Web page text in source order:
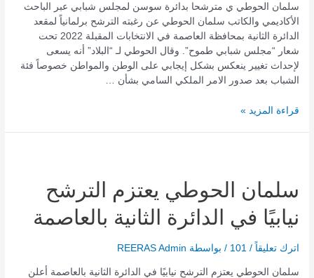
سلمان الحوطي ي مترشحا بدائرة سوسن لمجلس شبابي عبر الباحث
الأكاديمي والكاتب سلمان الحوطي عن رغبته الترشح برلمانياً لمقعد
الدائرة الثانية بمحافظة العاصمة في الانتخابات المقبلة 2022 تحت
شعار “مجلس شبابي طموح”. وقال الحوطي لـ “البلاد” أنه يسعى
لإحداث تغيير ينعكس بشكل إيجابي على الوطن والمواطن خصوصاً فئة
الشباب بعد صدور الامر الملكي السامي بشأن …
قراءة المزيد »
سلمان الحوطي يعتزم الترشح
نيابيًا في الدائرة الثانية بالعاصمة
اترك تعليقاً /
101 / بواسطة REERAS Admin
سلمان الحوطي يعتزم الترشح نيابيًا في الدائرة الثانية بالعاصمة أعلن
يعتزم
الترشح
نيابيًا
في
الدائرة
الثانية
بالعاصمة